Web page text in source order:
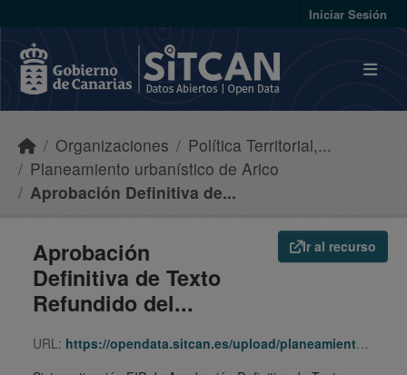
Iniciar Sesión
Organizaciones
Política Territorial,...
Planeamiento urbanístico de Arico
Aprobación Definitiva de...
Ir al recurso
Aprobación
Definitiva de Texto
Refundido del...
URL: https://opendata.sitcan.es/upload/planeamiento/fip/380051_462937bc6964369aa4b917b41b9d1096.zip